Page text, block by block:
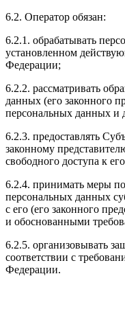
6.2. Оператор обязан:
6.2.1. обрабатывать
установленном
Федерации;
6.2.2. рассматривать
данных (его законного
персональных данных и
6.2.3. предоставлять
законному
свободного доступа к
6.2.4. принимать меры
персональных данных
с его (его законного
и обоснованными
6.2.5. организовывать
соответствии с
Федерации.